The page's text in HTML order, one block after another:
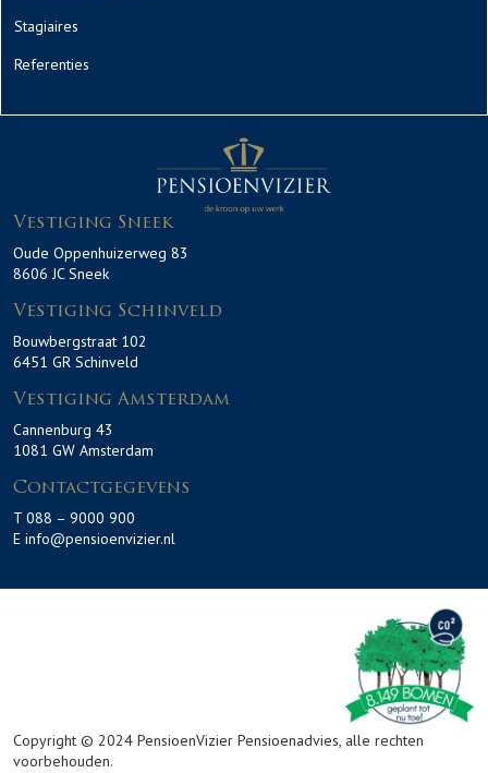
Stagiaires
Referenties
Vestiging Sneek
Oude Oppenhuizerweg 83
8606 JC Sneek
Vestiging Schinveld
Bouwbergstraat 102
6451 GR Schinveld
Vestiging Amsterdam
Cannenburg 43
1081 GW Amsterdam
Contactgegevens
T 088 – 9000 900
E info@pensioenvizier.nl
Copyright © 2024 PensioenVizier Pensioenadvies, alle rechten
voorbehouden.